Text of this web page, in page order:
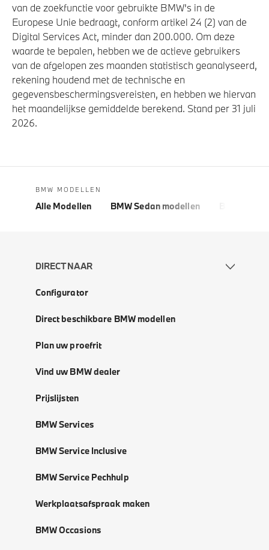
van de zoekfunctie voor gebruikte BMW's in de
Europese Unie bedraagt, conform artikel 24 (2) van de
Digital Services Act, minder dan 200.000. Om deze
waarde te bepalen, hebben we de actieve gebruikers
van de afgelopen zes maanden statistisch geanalyseerd,
rekening houdend met de technische en
gegevensbeschermingsvereisten, en hebben we hiervan
het maandelijkse gemiddelde berekend. Stand per 31 juli
2026.
BMW MODELLEN
Alle Modellen BMW Sedan modellen
DIRECT NAAR
Configurator
Direct beschikbare BMW modellen
Plan uw proefrit
Vind uw BMW dealer
Prijslijsten
BMW Services
BMW Service Inclusive
BMW Service Pechhulp
Werkplaatsafspraak maken
BMW Occasions